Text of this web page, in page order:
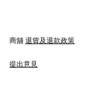
商舖 退貨及退款政策
提出意見